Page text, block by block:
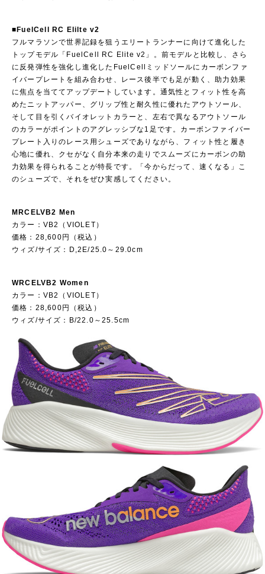
■FuelCell RC Elilte v2
フルマラソンで世界記録を狙うエリートランナーに向けて進化した
トップモデル「FuelCell RC Elite v2」。前モデルと比較し、さら
に反発弾性を強化し進化したFuelCellミッドソールにカーボンファ
イバープレートを組み合わせ、レース後半でも足が動く、助力効果
に焦点を当ててアップデートしています。通気性とフィット性を高
めたニットアッパー、グリップ性と耐久性に優れたアウトソール、
そして目を引くバイオレットカラーと、左右で異なるアウトソール
のカラーがポイントのアグレッシブな1足です。カーボンファイバー
プレート入りのレース用シューズでありながら、フィット性と履き
心地に優れ、クセがなく自分本来の走りでスムーズにカーボンの助
力効果を得られることが特長です。「今からだって、速くなる」こ
のシューズで、それをぜひ実感してください。
MRCELVB2 Men
カラー：VB2（VIOLET）
価格：28,600円（税込）
ウィズ/サイズ：D,2E/25.0～29.0cm
WRCELVB2 Women
カラー：VB2（VIOLET）
価格：28,600円（税込）
ウィズ/サイズ：B/22.0～25.5cm